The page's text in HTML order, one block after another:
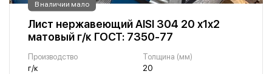
В наличии мало
Лист нержавеющий AISI 304 20 х1х2
матовый г/к ГОСТ: 7350-77
Производство
г/к
Толщина (мм)
20